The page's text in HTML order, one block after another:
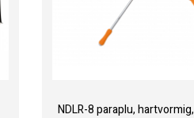
NDLR-8 paraplu, hartvormig,